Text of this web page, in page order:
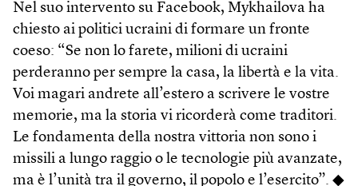
Nel suo intervento su Facebook, My­khai­lova ha
chiesto ai politici ucraini di formare un fronte
coeso: “Se non lo farete, milioni di ucraini
perderanno per sempre la casa, la libertà e la vita.
Voi magari andrete all’estero a scrivere le vostre
memorie, ma la storia vi ricorderà come traditori.
Le fondamenta della nostra vittoria non sono i
missili a lungo raggio o le tecnologie più avanzate,
ma è l’unità tra il governo, il popolo e l’esercito”. ◆